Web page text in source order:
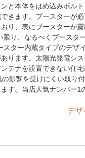
と本体をはめ込みボル
きます。ブースターが
り、表にブースターが
り、なるべくブースタ
ター内蔵タイプのデザ
ります。太陽光発電シ
テナを設置できない住
影響を受けにくい取り
す。当店人気ナンバー1
デザ